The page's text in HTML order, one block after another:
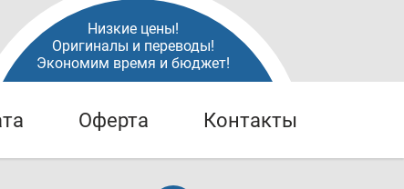
Низкие цены!
Оригиналы и переводы!
Экономим время и бюджет!
Оферта Контакты